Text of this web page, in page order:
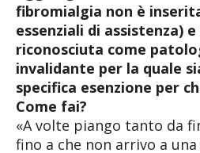
fibromialgia non è
essenziali di assistenza)
riconosciuta come
invalidante per la quale
specifica esenzione per
Come fai?
«A volte piango tanto da
fino a che non arrivo a